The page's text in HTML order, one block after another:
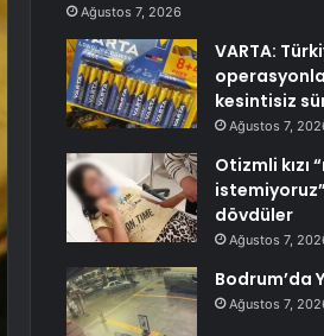
Ağustos 7, 2026
VARTA:
kesintisiz
Ağustos 7,
Otizmli kızı
dövdüler
Ağustos 7,
Bodrum’da
Ağustos 7,